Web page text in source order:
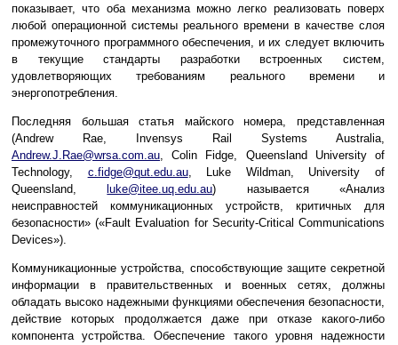
показывает, что оба механизма можно легко реализовать поверх
любой операционной системы реального времени в качестве слоя
промежуточного программного обеспечения, и их следует включить
в текущие стандарты разработки встроенных систем,
удовлетворяющих требованиям реального времени и
энергопотребления.
Последняя большая статья майского номера, представленная
(Andrew Rae, Invensys Rail Systems Australia,
Andrew.J.Rae@wrsa.com.au, Colin Fidge, Queensland University of
Technology, c.fidge@qut.edu.au, Luke Wildman, University of
Queensland,
luke@itee.uq.edu.au) называется «Анализ
неисправностей коммуникационных устройств, критичных для
безопасности» («Fault Evaluation for Security-Critical Communications
Devices»).
Коммуникационные устройства, способствующие защите секретной
информации в правительственных и военных сетях, должны
обладать высоко надежными функциями обеспечения безопасности,
действие которых продолжается даже при отказе какого-либо
компонента устройства. Обеспечение такого уровня надежности